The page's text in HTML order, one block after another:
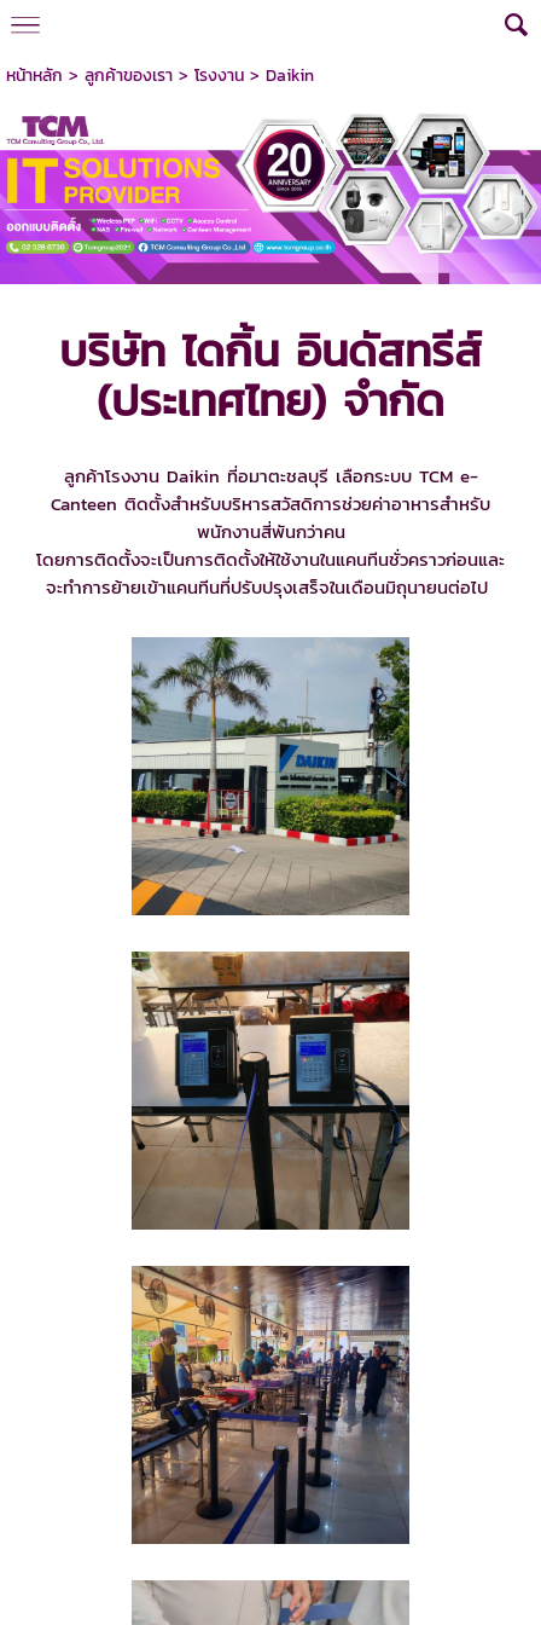
หน้าหลัก > ลูกค้าของเรา> โรงงาน> Daikin
บริษัท ไดกิ้น อินดัสทรีส์
(ประเทศไทย) จำกัด
ลูกค้าโรงงาน Daikin ที่อมาตะชลบุรี เลือกระบบ TCM e-
Canteen ติดตั้งสำหรับบริหารสวัสดิการช่วยค่าอาหารสำหรับ
พนักงานสี่พันกว่าคน
โดยการติดตั้งจะเป็นการติดตั้งให้ใช้งานในแคนทีนชั่วคราวก่อนและ
จะทำการย้ายเข้าแคนทีนที่ปรับปรุงเสร็จในเดือนมิถุนายนต่อไป